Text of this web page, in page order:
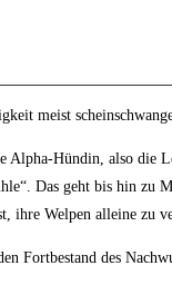
meist
Hündin, also die
Das geht bis hin
ihre Welpen alleine zu
Fortbestand des